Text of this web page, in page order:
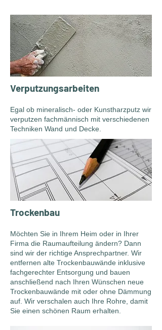
Verputzungsarbeiten
Egal ob mineralisch- oder Kunstharzputz wir
verputzen fachmännisch mit verschiedenen
Techniken Wand und Decke.
Trockenbau
Möchten Sie in Ihrem Heim oder in Ihrer
Firma die Raumaufteilung ändern? Dann
sind wir der richtige Ansprechpartner. Wir
entfernen alte Trockenbauwände inklusive
fachgerechter Entsorgung und bauen
anschließend nach Ihren Wünschen neue
Trockenbauwände mit oder ohne Dämmung
auf. Wir verschalen auch Ihre Rohre, damit
Sie einen schönen Raum erhalten.